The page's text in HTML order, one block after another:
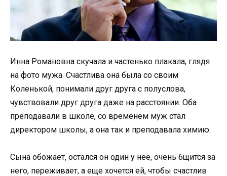
Инна Романовна скучала и частенько плакала, глядя
на фото мужа. Счастлива она была со своим
Коленькой, понимали друг друга с полуслова,
чувствовали друг друга даже на расстоянии. Оба
преподавали в школе, со временем муж стал
директором школы, а она так и преподавала химию.
Сына обожает, остался он один у неё, очень 6щится за
него, переживает, а еще хочется ей, чтобы счастлив